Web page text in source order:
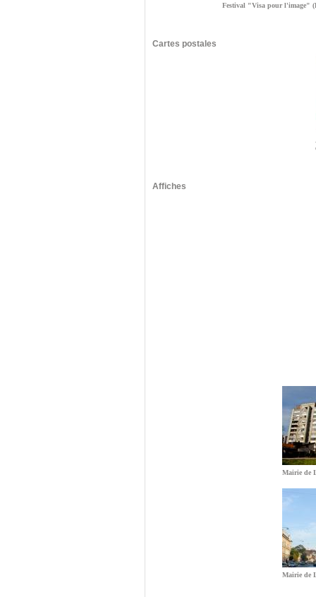
Festival "Visa pour l'image"
Cartes postales
Affiches
Mairie de
Mairie de